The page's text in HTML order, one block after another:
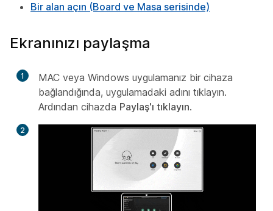
Bir alan açın (Board ve Masa serisinde)
Ekranınızı paylaşma
1
MAC veya Windows uygulamanız bir cihaza
bağlandığında, uygulamadaki adını tıklayın.
Ardından cihazda Paylaş'ı tıklayın.
2